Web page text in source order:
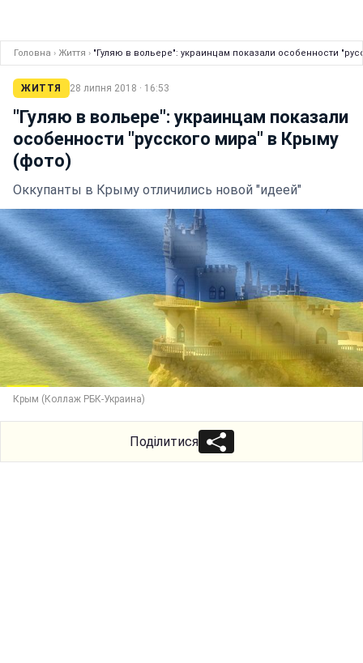
Головна › Життя › "Гуляю в вольере": украинцам показали особенности
ЖИТТЯ 28 липня 2018 · 16:53
"Гуляю в вольере": украинцам показали
особенности "русского мира" в Крыму
(фото)
Оккупанты в Крыму отличились новой "идеей"
Крым (Коллаж РБК-Украина)
Поділитися